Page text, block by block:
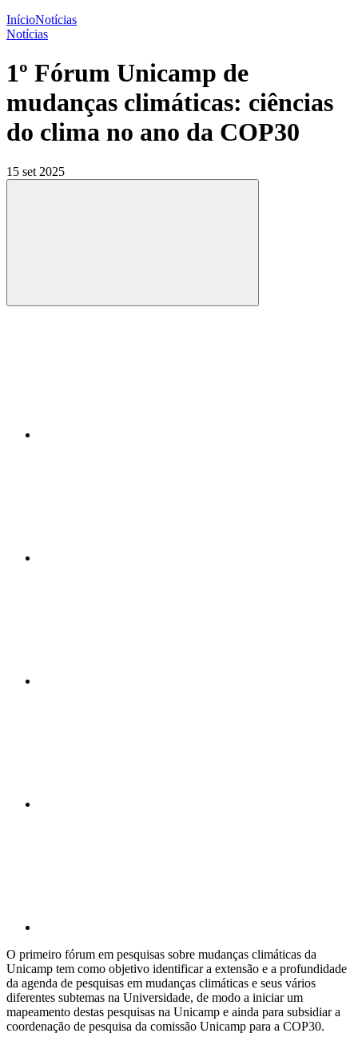
InícioNotícias
Notícias
1º Fórum Unicamp de
mudanças climáticas: ciências
do clima no ano da COP30
15 set 2025
Compartilhar
O primeiro fórum em pesquisas sobre mudanças climáticas da
Unicamp tem como objetivo identificar a extensão e a profundidade
da agenda de pesquisas em mudanças climáticas e seus vários
diferentes subtemas na Universidade, de modo a iniciar um
mapeamento destas pesquisas na Unicamp e ainda para subsidiar a
coordenação de pesquisa da comissão Unicamp para a COP30.